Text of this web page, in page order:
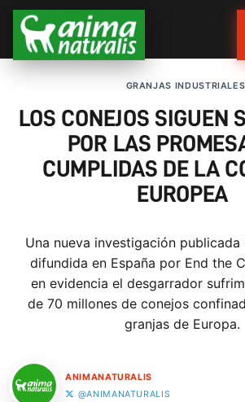
GRANJAS INDUSTRIALES
LOS CONEJOS SIGUEN
POR LAS
CUMPLIDAS DE LA
EUROPEA
Una nueva investigación publicada
difundida en España por End the
en evidencia el desgarrador
de 70 millones de conejos
granjas de Europa.
ANIMANATURALIS
@ANIMANATURALIS